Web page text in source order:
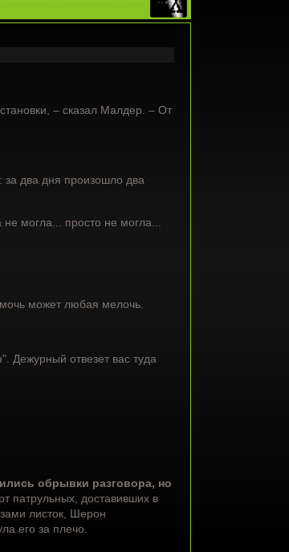
– сказал Малдер. – От
два дня произошло два
могла... просто не могла...
может любая мелочь.
Дежурный отвезет вас туда
обрывки разговора, но
патрульных, доставивших в
листок, Шерон
его за плечо.